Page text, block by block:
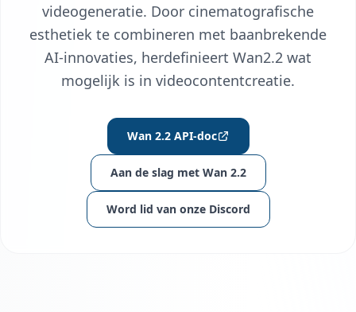
videogeneratie. Door cinematografische
esthetiek te combineren met baanbrekende
AI-innovaties, herdefinieert Wan2.2 wat
mogelijk is in videocontentcreatie.
Wan 2.2 API-doc
Aan de slag met Wan 2.2
Word lid van onze Discord